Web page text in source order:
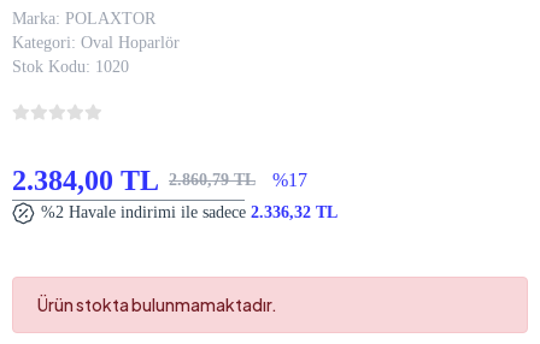
Marka: POLAXTOR
Kategori: Oval Hoparlör
Stok Kodu: 1020
2.384,00 TL 2.860,79 TL %17
%2 Havale indirimi ile sadece 2.336,32 TL
Ürün stokta bulunmamaktadır.